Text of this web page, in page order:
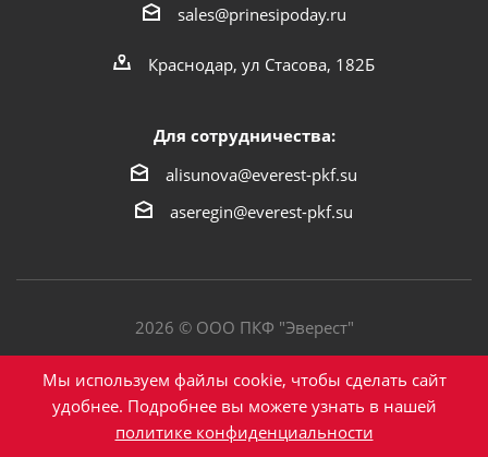
sales@prinesipoday.ru
Краснодар, ул Стасова, 182Б
Для сотрудничества:
alisunova@everest-pkf.su
aseregin@everest-pkf.su
2026 © ООО ПКФ "Эверест"
Политика конфиденциальности
Мы используем файлы cookie, чтобы сделать сайт
удобнее. Подробнее вы можете узнать в нашей
политике конфиденциальности